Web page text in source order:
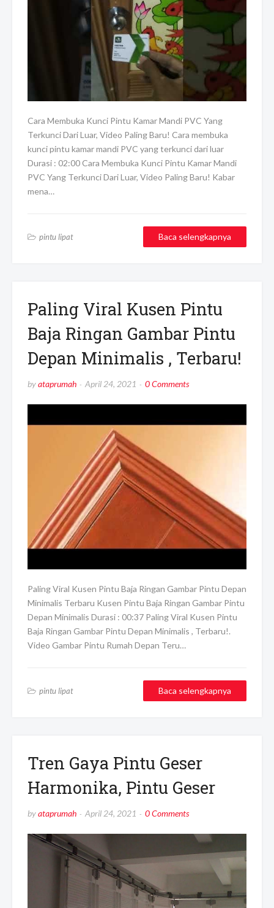
Cara Membuka Kunci Pintu Kamar Mandi PVC Yang
Terkunci Dari Luar, Video Paling Baru! Cara membuka
kunci pintu kamar mandi PVC yang terkunci dari luar
Durasi : 02:00 Cara Membuka Kunci Pintu Kamar Mandi
PVC Yang Terkunci Dari Luar, Video Paling Baru! Kabar
mena…
pintu lipat Baca selengkapnya
Paling Viral Kusen Pintu
Baja Ringan Gambar Pintu
Depan Minimalis , Terbaru!
byataprumah April 24, 2021 0 Comments
Paling Viral Kusen Pintu Baja Ringan Gambar Pintu Depan
Minimalis Terbaru Kusen Pintu Baja Ringan Gambar Pintu
Depan Minimalis Durasi : 00:37 Paling Viral Kusen Pintu
Baja Ringan Gambar Pintu Depan Minimalis , Terbaru!.
Video Gambar Pintu Rumah Depan Teru…
pintu lipat Baca selengkapnya
Tren Gaya Pintu Geser
Harmonika, Pintu Geser
byataprumah April 24, 2021 0 Comments